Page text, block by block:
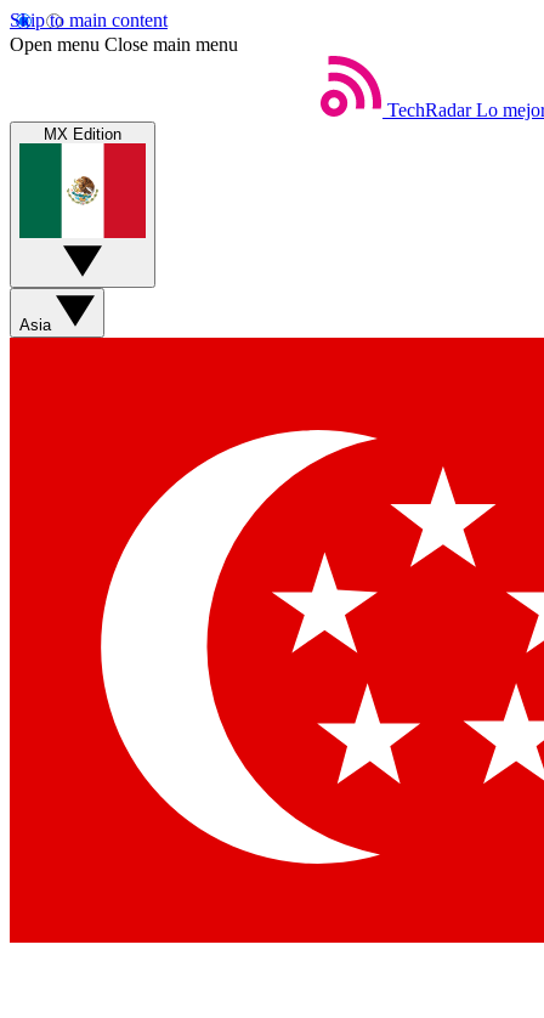
Skip to main content
Open menu Close main menu
TechRadar Lo
MX Edition
Asia